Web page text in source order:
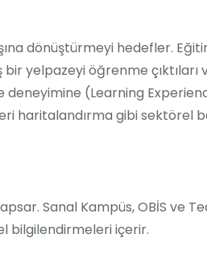
dönüştürmeyi hedefler.
yelpazeyi öğrenme
(Learning
haritalandırma gibi sektörel
Sanal Kampüs, OBİS
bilgilendirmeleri içerir.